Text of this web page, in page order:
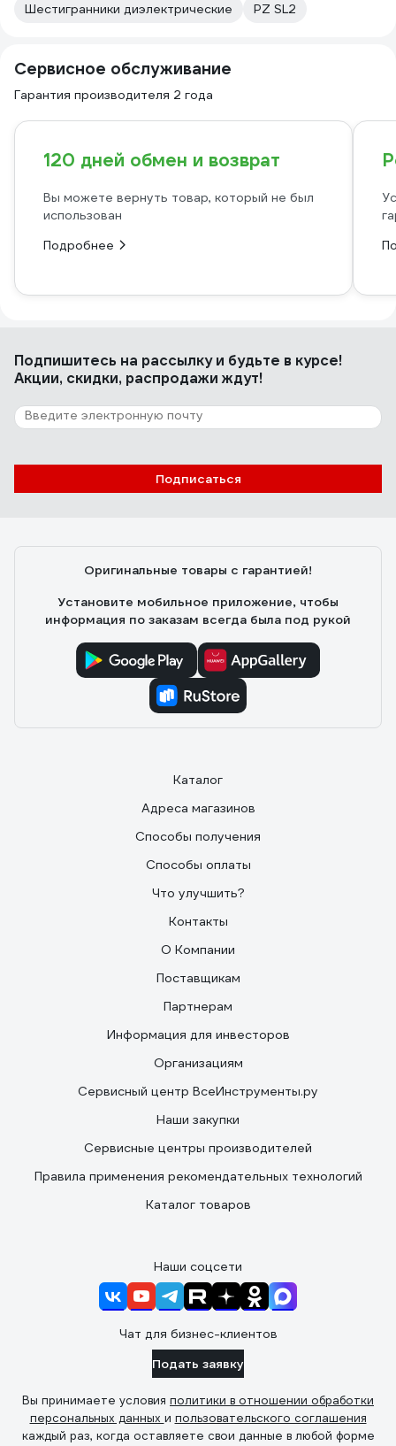
Шестигранники диэлектрические
PZ SL2
Сервисное обслуживание
Гарантия производителя 2 года
120 дней обмен и возврат
Вы можете вернуть товар, который не был
использован
Подробнее
Подпишитесь на рассылкуи будьте в курсе!
Акции, скидки, распродажи ждут!
Подписаться
Оригинальные товары с гарантией!
Установите мобильное приложение, чтобы
информация по заказам всегда была под рукой
Каталог
Адреса магазинов
Способы получения
Способы оплаты
Что улучшить?
Контакты
О Компании
Поставщикам
Партнерам
Информация для инвесторов
Организациям
Сервисный центр ВсеИнструменты.ру
Наши закупки
Сервисные центры производителей
Правила применения рекомендательных технологий
Каталог товаров
Наши соцсети
Чат для бизнес-клиентов
Подать заявку
Вы принимаете условия политики в отношении обработки
персональных данных и пользовательского соглашения
каждый раз, когда оставляете свои данные в любой форме